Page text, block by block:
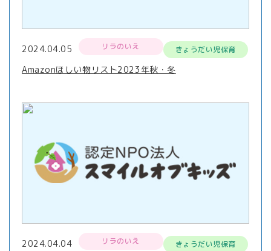
2024.04.05 リラのいえ きょうだい児保育
Amazonほしい物リスト2023年秋・冬
2024.04.04 リラのいえ
きょうだい児保育